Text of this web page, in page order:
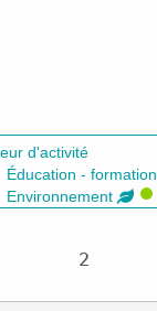
d'activité
Éducation -
Environnement